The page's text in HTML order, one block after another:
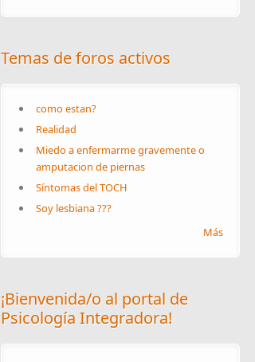
Temas de foros activos
como estan?
Realidad
Miedo a enfermarme gravemente o
amputacion de piernas
Síntomas del TOCH
Soy lesbiana ???
Más
¡Bienvenida/o al portal de
Psicología Integradora!